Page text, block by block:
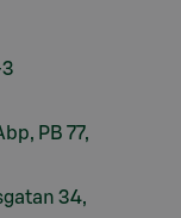
PB 77,
34,